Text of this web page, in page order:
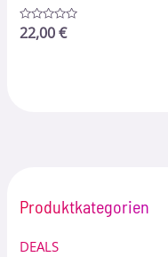
Produktkategorien
DEALS
Bewertet
mit
22,00€